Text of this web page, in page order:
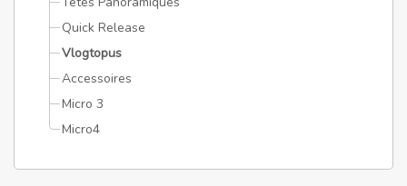
Quick Release
Vlogtopus
Accessoires
Micro 3
Micro4